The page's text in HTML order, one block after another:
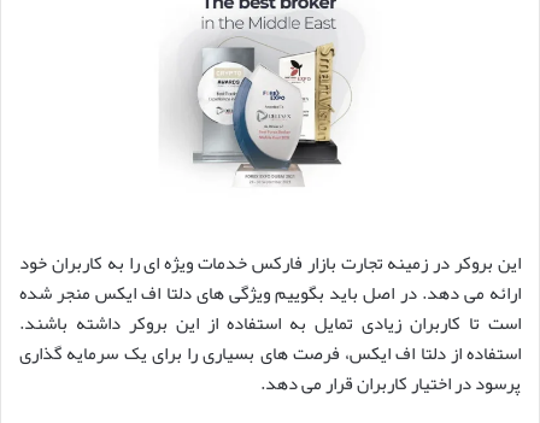
این بروکر در زمینه تجارت بازار فارکس خدمات ویژه ای را به کاربران خود
ارائه می دهد. در اصل باید بگوییم ویژگی های دلتا اف ایکس منجر شده
است تا کاربران زیادی تمایل به استفاده از این بروکر داشته باشند.
استفاده از دلتا اف ایکس، فرصت های بسیاری را برای یک سرمایه گذاری
پرسود در اختیار کاربران قرار می دهد.